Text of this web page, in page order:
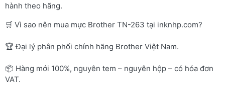
hành theo hãng.
🛒 Vì sao nên mua mực Brother TN-263 tại inknhp.com?
🏆 Đại lý phân phối chính hãng Brother Việt Nam.
📦 Hàng mới 100%, nguyên tem – nguyên hộp – có hóa đơn
VAT.